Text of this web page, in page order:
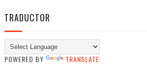
TRADUCTOR
POWERED BY TRANSLATE